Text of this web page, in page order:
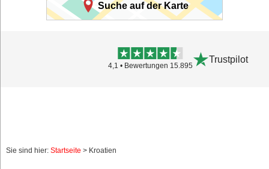
Suche auf der Karte
4,1 • Bewertungen 15.895
Trustpilot
Sie sind hier: Startseite > Kroatien